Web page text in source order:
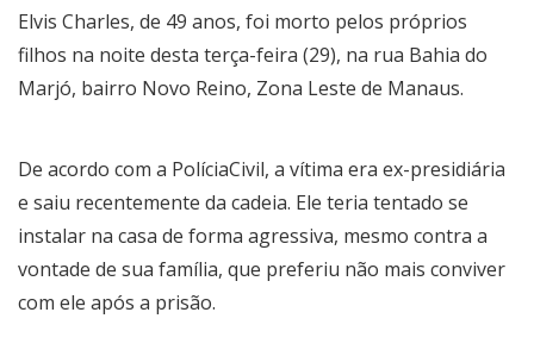
Elvis Charles, de 49 anos, foi morto pelos próprios
filhos na noite desta terça-feira (29), na rua Bahia do
Marjó, bairro Novo Reino, Zona Leste de Manaus.
De acordo com a PolíciaCivil, a vítima era ex-presidiária
e saiu recentemente da cadeia. Ele teria tentado se
instalar na casa de forma agressiva, mesmo contra a
vontade de sua família, que preferiu não mais conviver
com ele após a prisão.